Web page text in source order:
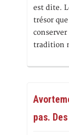
est dite.
trésor
tradition
pas.